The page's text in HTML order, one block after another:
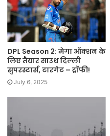
DPL Season 2: मेगा ऑक्शन के
लिए तैयार साउथ दिल्ली
सुपरस्टार्स, टारगेट – ट्रॉफी!
July 6, 2025